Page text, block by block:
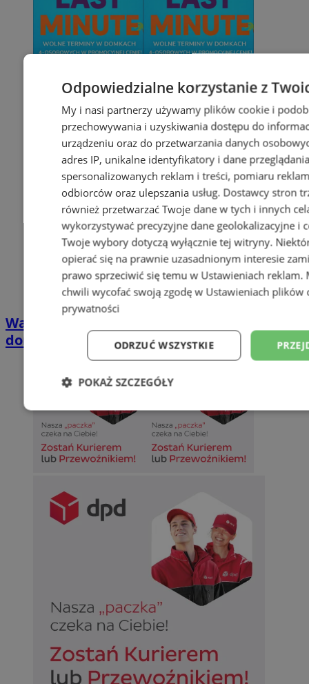
Wakacyjny wypoczynek nad Bałtykiem w
domkach Szmaragdowe Morze
Odpowiedzialne korzystanie z
My i nasi partnerzy używamy plików cookie i
przechowywania i uzyskiwania dostępu do
urządzeniu oraz do przetwarzania danych
adres IP, unikalne identyfikatory i dane
spersonalizowanych reklam i treści, pomiaru
odbiorców oraz ulepszania usług. Dostawcy stron
również przetwarzać Twoje dane w tych i innych
wykorzystywać precyzyjne dane geolokalizacyjne i
Twoje wybory dotyczą wyłącznie tej witryny.
opierać się na prawnie uzasadnionym interesie
prawo sprzeciwić się temu w Ustawieniach reklam.
chwili wycofać swoją zgodę w Ustawieniach plików
prywatności
ODRZUĆ WSZYSTKIE
POKAŻ SZCZEGÓŁY
Niezbędne Wydajność
Niesklasyfikowane
Wydajność Targetowanie
Niezbędne pliki cookie umożliwiają korzystanie z podstawowych
takich jak logowanie użytkownika i zarządzanie kontem. Bez
można prawidłowo korzystać ze strony internetowej.
SessID
sosnowiecki.pl